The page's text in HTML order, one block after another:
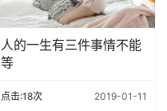
人的一生有三件事情不能
等
点击:18次 2019-01-11